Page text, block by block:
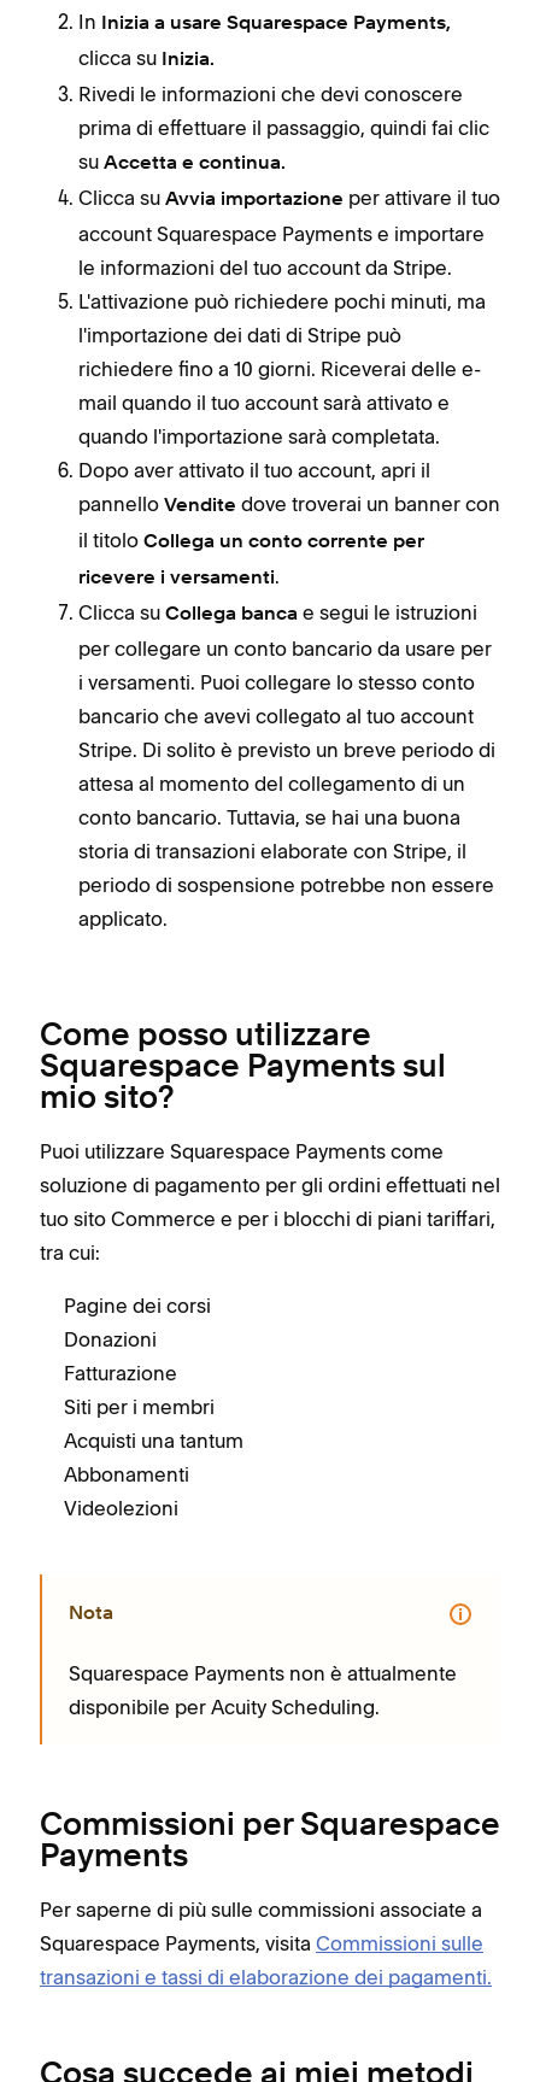
In
Inizia a usare Squarespace Payments,
clicca su Inizia.
Rivedi le informazioni che devi conoscere
prima di effettuare il passaggio, quindi fai clic
su Accetta e continua.
Clicca su Avvia importazione per attivare il tuo
account Squarespace Payments e importare
le informazioni del tuo account da Stripe.
L'attivazione può richiedere pochi minuti, ma
l'importazione dei dati di Stripe può
richiedere fino a 10 giorni. Riceverai delle e-
mail quando il tuo account sarà attivato e
quando l'importazione sarà completata.
Dopo aver attivato il tuo account, apri il
pannello Vendite dove troverai un banner con
il titolo Collega un conto corrente per
ricevere i versamenti.
Clicca su Collega banca e segui le istruzioni
per collegare un conto bancario da usare per
i versamenti. Puoi collegare lo stesso conto
bancario che avevi collegato al tuo account
Stripe. Di solito è previsto un breve periodo di
attesa al momento del collegamento di un
conto bancario. Tuttavia, se hai una buona
storia di transazioni elaborate con Stripe, il
periodo di sospensione potrebbe non essere
applicato.
Come posso utilizzare
Squarespace Payments sul
mio sito?
Puoi utilizzare Squarespace Payments come
soluzione di pagamento per gli ordini effettuati nel
tuo sito Commerce e per i blocchi di piani tariffari,
tra cui:
Pagine dei corsi
Donazioni
Fatturazione
Siti per i membri
Acquisti una tantum
Abbonamenti
Videolezioni
Nota
Squarespace Payments non è attualmente
disponibile per Acuity Scheduling.
Commissioni per Squarespace
Payments
Per saperne di più sulle commissioni associate a
Squarespace Payments, visita Commissioni sulle
transazioni e tassi di elaborazione dei pagamenti.